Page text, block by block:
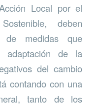
Local por el
deben
de medidas que
adaptación de la
del cambio
contando con una
tanto de los